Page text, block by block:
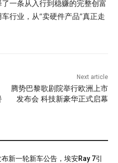
一条从入行到稳赚的完整创富
行业，从“卖硬件产品”真正走
Next article
腾势巴黎歌剧院举行欧洲上市
发布会 科技新豪华正式启幕
新一轮新车公告，埃安Ray 7引